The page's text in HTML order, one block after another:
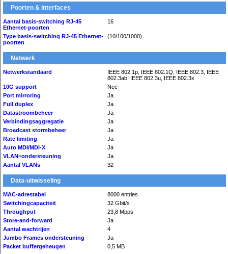
Poorten & interfaces
Aantal basis-switching RJ-45
Ethernet-poorten
16
Type basis-switching RJ-45 Ethernet-
poorten
(10/100/1000)
Netwerk
Netwerkstandaard
IEEE 802.1p, IEEE 802.1Q, IEEE 802.3, IEEE
802.3ab, IEEE 802.3u, IEEE 802.3x
10G support
Nee
Port mirroring
Ja
Full duplex
Ja
Datastroombeheer
Ja
Verbindingsaggregatie
Ja
Broadcast stormbeheer
Ja
Rate limiting
Ja
Auto MDI/MDI-X
Ja
VLAN=ondersteuning
Ja
Aantal VLANs
32
Data-uitwisseling
MAC-adrestabel
8000 entries
Switchingcapaciteit
32 Gbit/s
Throughput
23,8 Mpps
Store-and-forward
Ja
Aantal wachtrijen
4
Jumbo Frames ondersteuning
Ja
Packet buffergeheugen
0,5 MB